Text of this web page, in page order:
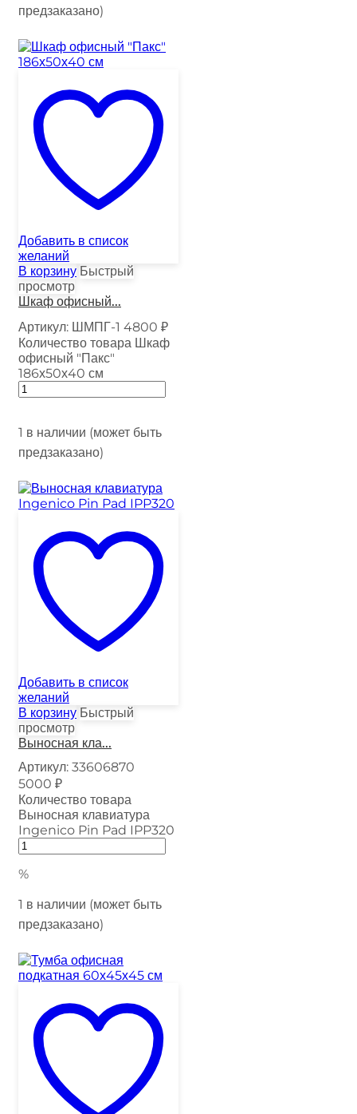
предзаказано)
Добавить в список
желаний
В корзину Быстрый
просмотр
Шкаф офисный...
Артикул: ШМПГ-1 4800 ₽
Количество товара Шкаф
офисный "Пакс"
186х50х40 см
1 в наличии (может быть
предзаказано)
Добавить в список
желаний
В корзину Быстрый
просмотр
Выносная кла...
Артикул: 33606870
5000 ₽
Количество товара
Выносная клавиатура
Ingenico Pin Pad IPP320
%
1 в наличии (может быть
предзаказано)